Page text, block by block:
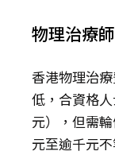
物理治療
香港物理治
低，合資格
元），但需
元至逾千元